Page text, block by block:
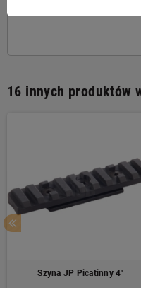
16 innych produktów
Szyna JP Picatinny 4"